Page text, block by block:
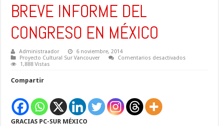
BREVE INFORME DEL
CONGRESO EN MÉXICO
Administraador
6 noviembre, 2014
Proyecto Cultural Sur Vancouver
Comentarios desactivados
1,888 Vistas
Compartir
GRACIAS PC-SUR MÉXICO